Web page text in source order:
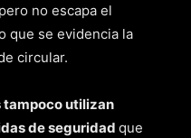
no escapa el
que se evidencia la
circular.
tampoco utilizan
de seguridad que